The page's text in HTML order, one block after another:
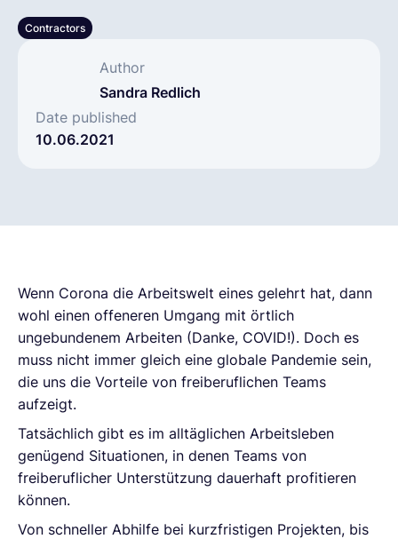
Contractors
Author
Sandra Redlich
Date published
10.06.2021
Wenn Corona die Arbeitswelt eines gelehrt hat, dann
wohl einen offeneren Umgang mit örtlich
ungebundenem Arbeiten (Danke, COVID!). Doch es
muss nicht immer gleich eine globale Pandemie sein,
die uns die Vorteile von freiberuflichen Teams
aufzeigt.
Tatsächlich gibt es im alltäglichen Arbeitsleben
genügend Situationen, in denen Teams von
freiberuflicher Unterstützung dauerhaft profitieren
können.
Von schneller Abhilfe bei kurzfristigen Projekten, bis